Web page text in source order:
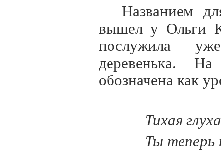
Названием
вышел у Ольги
послужила
деревенька.
обозначена как
Тихая
Ты теперь